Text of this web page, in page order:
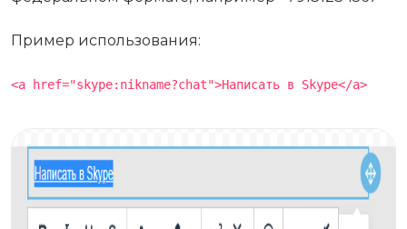
Пример использования:
<a href="skype:nikname?chat">Написать в Skype</a>